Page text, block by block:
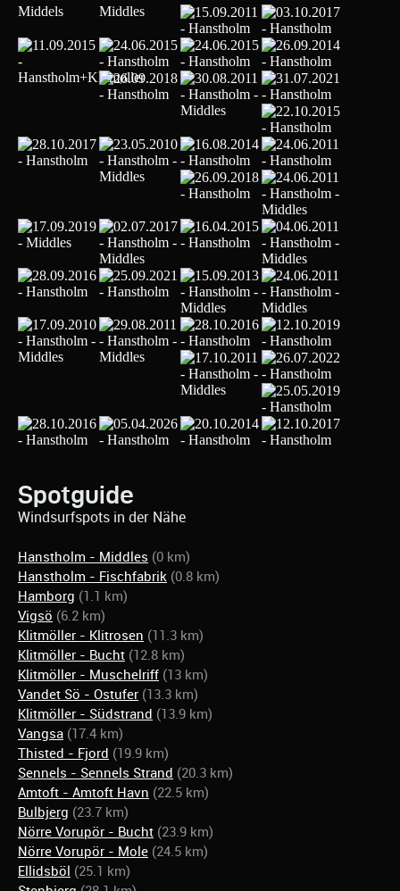
Spotguide
Windsurfspots in der Nähe
Hanstholm - Middles (0 km)
Hanstholm - Fischfabrik (0.8 km)
Hamborg (1.1 km)
Vigsö (6.2 km)
Klitmöller - Klitrosen (11.3 km)
Klitmöller - Bucht (12.8 km)
Klitmöller - Muschelriff (13 km)
Vandet Sö - Ostufer (13.3 km)
Klitmöller - Südstrand (13.9 km)
Vangsa (17.4 km)
Thisted - Fjord (19.9 km)
Sennels - Sennels Strand (20.3 km)
Amtoft - Amtoft Havn (22.5 km)
Bulbjerg (23.7 km)
Nörre Vorupör - Bucht (23.9 km)
Nörre Vorupör - Mole (24.5 km)
Ellidsböl (25.1 km)